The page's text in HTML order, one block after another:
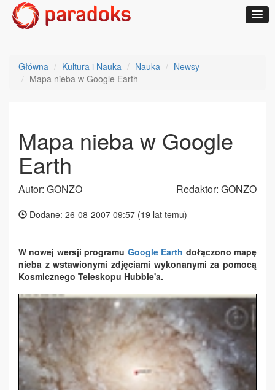
Główna Kultura i Nauka Nauka
Newsy
Mapa nieba w Google Earth
Mapa nieba w Google
Earth
Autor: GONZO Redaktor: GONZO
Dodane: 26-08-2007 09:57 (19 lat temu)
W nowej wersji programu Google Earth dołączono mapę
nieba z wstawionymi zdjęciami wykonanymi za pomocą
Kosmicznego Teleskopu Hubble'a.